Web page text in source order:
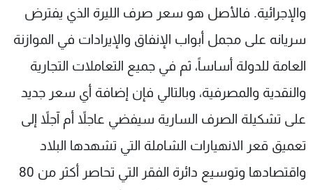
والإجرائية. فالأصل هو سعر صرف الليرة الذي يفترض
سريانه على مجمل أبواب الإنفاق والإيرادات في الموازنة
العامة للدولة أساساً، ثم في جميع التعاملات التجارية
والنقدية والمصرفية، وبالتالي فإن إضافة أي سعر جديد
على تشكيلة الصرف السارية سيفضي عاجلاً أم آجلاً إلى
تعميق قعر الانهيارات الشاملة التي تشهدها البلاد
واقتصادها وتوسيع دائرة الفقر التي تحاصر أكثر من 80